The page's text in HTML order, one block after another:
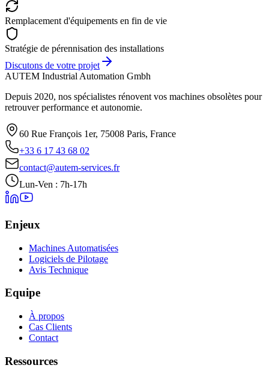
Remplacement d'équipements en fin de vie
Stratégie de pérennisation des installations
Discutons de votre projet
AUTEM Industrial Automation Gmbh
Depuis 2020, nos spécialistes rénovent vos machines obsolètes pour
retrouver performance et autonomie.
60 Rue François 1er, 75008 Paris, France
+33 6 17 43 68 02
contact@autem-services.fr
Lun-Ven : 7h-17h
Enjeux
Machines Automatisées
Logiciels de Pilotage
Avis Technique
Equipe
À propos
Cas Clients
Contact
Ressources